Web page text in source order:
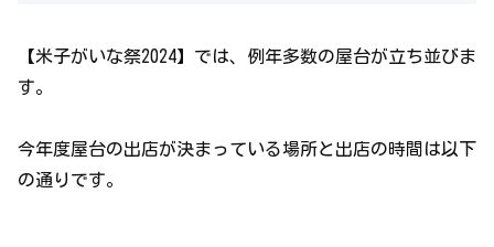
【米子がいな祭2024】では、例年多数の屋台が立ち並びま
す。
今年度屋台の出店が決まっている場所と出店の時間は以下
の通りです。